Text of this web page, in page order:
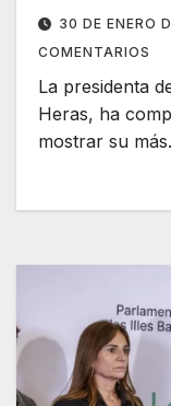
30 DE ENERO
COMENTARIOS
La presidenta
Heras, ha
mostrar su